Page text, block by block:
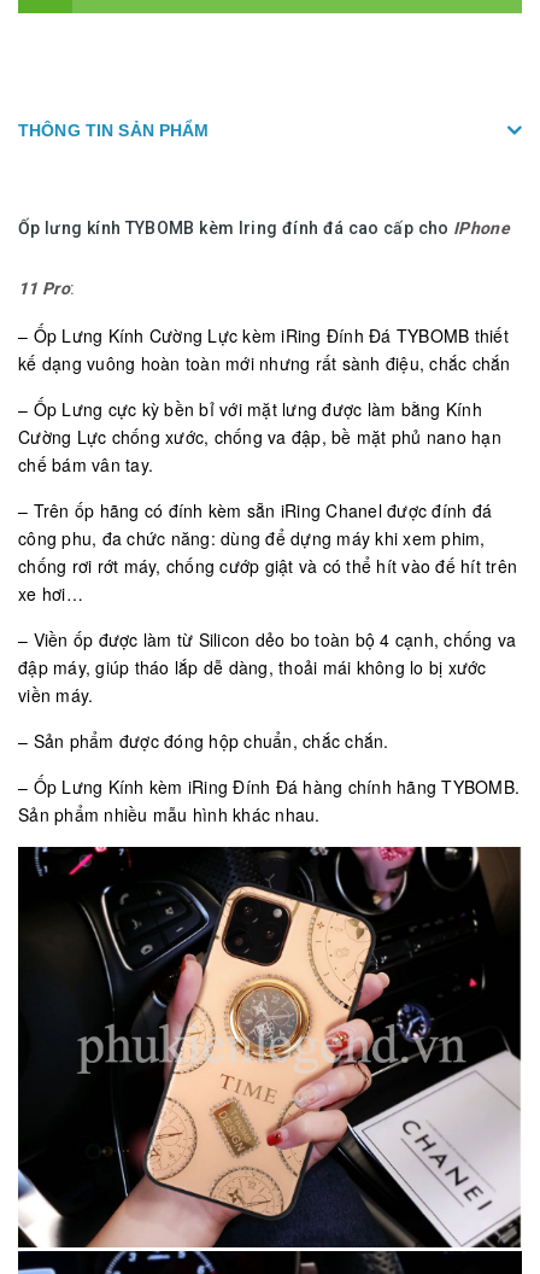
THÔNG TIN SẢN PHẨM
Ốp lưng kính TYBOMB kèm Iring đính đá cao cấp cho IPhone
11 Pro:
– Ốp Lưng Kính Cường Lực kèm iRing Đính Đá TYBOMB thiết
kế dạng vuông hoàn toàn mới nhưng rất sành điệu, chắc chắn
– Ốp Lưng cực kỳ bền bỉ với mặt lưng được làm bằng Kính
Cường Lực chống xước, chống va đập, bề mặt phủ nano hạn
chế bám vân tay.
– Trên ốp hãng có đính kèm sẵn iRing Chanel được đính đá
công phu, đa chức năng: dùng để dựng máy khi xem phim,
chống rơi rớt máy, chống cướp giật và có thể hít vào đế hít trên
xe hơi…
– Viền ốp được làm từ Silicon dẻo bo toàn bộ 4 cạnh, chống va
đập máy, giúp tháo lắp dễ dàng, thoải mái không lo bị xước
viền máy.
– Sản phẩm được đóng hộp chuẩn, chắc chắn.
– Ốp Lưng Kính kèm iRing Đính Đá hàng chính hãng TYBOMB.
Sản phẩm nhiều mẫu hình khác nhau.